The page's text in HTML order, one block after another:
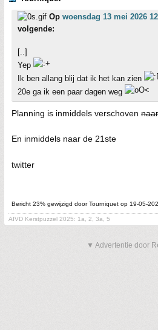
Op woensdag 13 mei 2026
volgende:
[..]
Yep
Ik ben allang blij dat ik het kan zien
20e ga ik een paar dagen weg
Planning is inmiddels verschoven
En inmiddels naar de 21ste
twitter
Bericht 23% gewijzigd door Tourniquet op 19-05-
AIVD Kerstpuzzel 2025: 1a, 2, 3a, 5
▼ Advertentie door